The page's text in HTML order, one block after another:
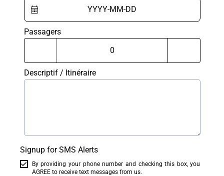
Passagers
Descriptif / Itinéraire
Signup for SMS Alerts
By providing your phone number and checking this box, you
AGREE to receive text messages from us.